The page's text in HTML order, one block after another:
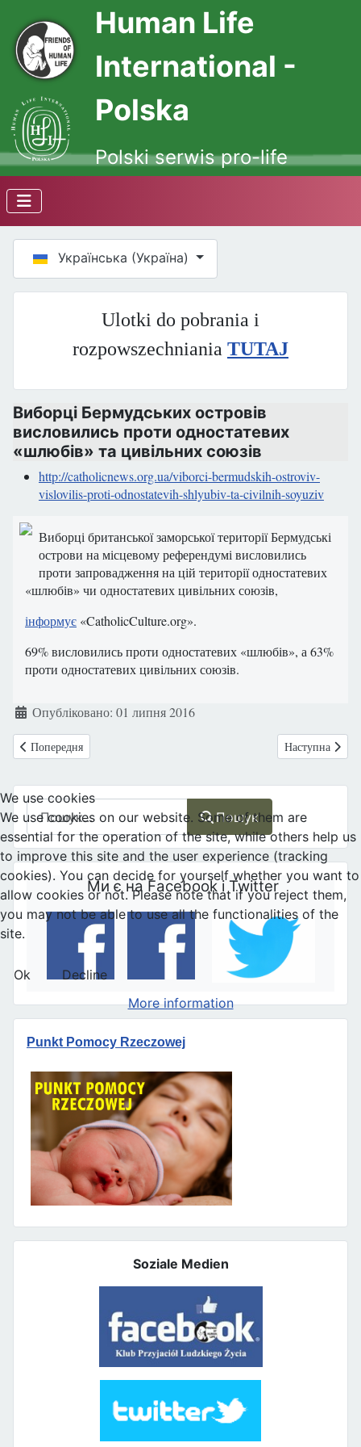
Human Life
International -
Polska
Polski serwis pro-life
Пошук
Пошук
Ми є на Facebook і Twitter
Punkt Pomocy Rzeczowej
Soziale Medien
Оберіть свою мову
Українська (Україна)
Ulotki do pobrania i
rozpowszechniania TUTAJ
Виборці Бермудських островів
висловились проти одностатевих
«шлюбів» та цивільних союзів
http://catholicnews.org.ua/viborci-bermudskih-ostroviv-
vislovilis-proti-odnostatevih-shlyubiv-ta-civilnih-soyuziv
Виборці британської заморської території Бермудські
острови на місцевому референдумі висловились
проти запровадження на цій території одностатевих
«шлюбів» чи одностатевих цивільних союзів,
інформує «CatholicCulture.org».
69% висловились проти одностатевих «шлюбів», а 63%
проти одностатевих цивільних союзів.
ДеталіОпубліковано: 01 липня 2016
Попередня стаття: Великобританія: Я – християнин і я голосував за
Попередня Наступна
Наступна
We use cookies
We use cookies on our website. Some of them are
essential for the operation of the site, while others help us
to improve this site and the user experience (tracking
cookies). You can decide for yourself whether you want to
allow cookies or not. Please note that if you reject them,
you may not be able to use all the functionalities of the
site.
Ok
Decline
More information